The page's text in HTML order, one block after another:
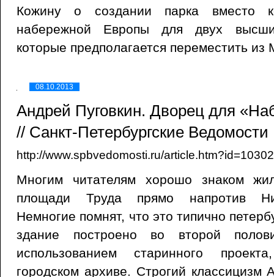
Кожину о создании парка вместо
набережной Европы для двух
которые предполагается переместить из
08.10.2013
Андрей Пуговкин. Дворец для
// Санкт-Петербургские
http://www.spbvedomosti.ru/
Многим читателям хорошо знаком
площади Труда прямо напротив
Немногие помнят, что это типично
здание построено во второй
использованием старинного
городском архиве. Строгий классицизм